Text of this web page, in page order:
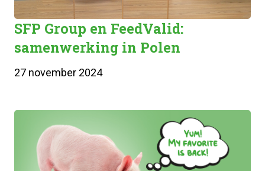
SFP Group en FeedValid:
samenwerking in Polen
27 november 2024